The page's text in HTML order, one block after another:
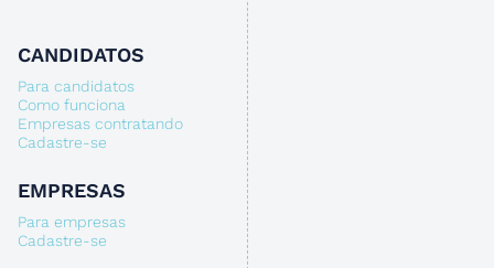
CANDIDATOS
Para candidatos
Como funciona
Empresas contratando
Cadastre-se
EMPRESAS
Para empresas
Cadastre-se